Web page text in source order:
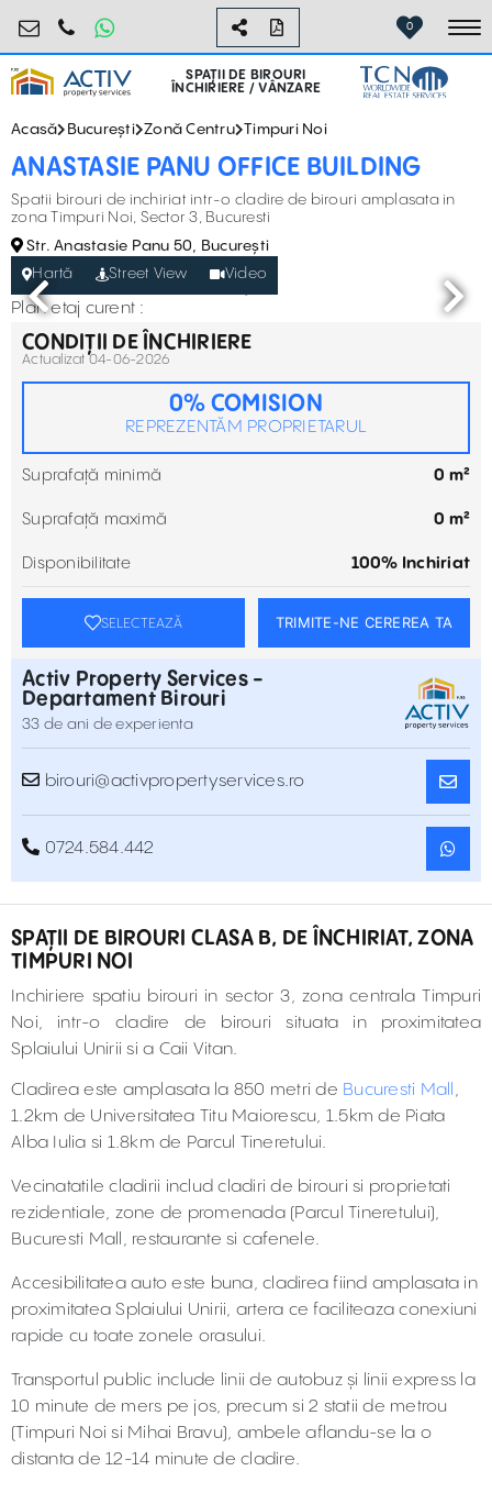
birouri@activpropertyservices.ro
0724.584.442 0
SPAȚII DE BIROURI
ÎNCHIRIERE / VÂNZARE
Acasă București Zonă Centru Timpuri Noi
ANASTASIE PANU OFFICE BUILDING
Spatii birouri de inchiriat intr-o cladire de birouri amplasata in
zona Timpuri Noi, Sector 3, Bucuresti
Str. Anastasie Panu 50, București
Hartă
Street View Video
Plan etaj curent :
CONDIȚII DE ÎNCHIRIERE
Actualizat 04-06-2026
0% COMISION
REPREZENTĂM PROPRIETARUL
Suprafață minimă 0 m²
Suprafață maximă 0 m²
Disponibilitate 100% Inchiriat
SELECTEAZĂ TRIMITE-NE CEREREA TA
Activ Property Services -
Departament Birouri
33 de ani de experienta
birouri@activpropertyservices.ro
0724.584.442
SPAŢII DE BIROURI CLASA B, DE ÎNCHIRIAT, ZONA
TIMPURI NOI
Inchiriere spatiu birouri in sector 3, zona centrala Timpuri
Noi, intr-o cladire de birouri situata in proximitatea
Splaiului Unirii si a Caii Vitan.
Cladirea este amplasata la 850 metri de Bucuresti Mall,
1.2km de Universitatea Titu Maiorescu, 1.5km de Piata
Alba Iulia si 1.8km de Parcul Tineretului.
Vecinatatile cladirii includ cladiri de birouri si proprietati
rezidentiale, zone de promenada (Parcul Tineretului),
Bucuresti Mall, restaurante si cafenele.
Accesibilitatea auto este buna, cladirea fiind amplasata in
proximitatea Splaiului Unirii, artera ce faciliteaza conexiuni
rapide cu toate zonele orasului.
Transportul public include linii de autobuz și linii express la
10 minute de mers pe jos, precum si 2 statii de metrou
(Timpuri Noi si Mihai Bravu), ambele aflandu-se la o
distanta de 12-14 minute de cladire.